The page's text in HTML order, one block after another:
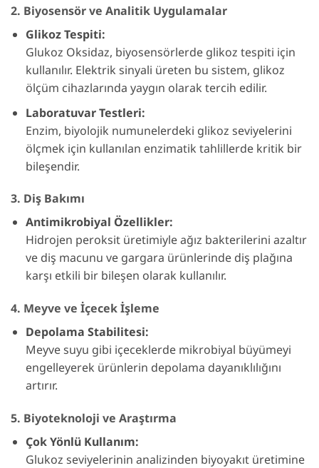
2. Biyosensör ve Analitik Uygulamalar
Glikoz Tespiti:
Glukoz Oksidaz, biyosensörlerde glikoz tespiti için
kullanılır. Elektrik sinyali üreten bu sistem, glikoz
ölçüm cihazlarında yaygın olarak tercih edilir.
Laboratuvar Testleri:
Enzim, biyolojik numunelerdeki glikoz seviyelerini
ölçmek için kullanılan enzimatik tahlillerde kritik bir
bileşendir.
3. Diş Bakımı
Antimikrobiyal Özellikler:
Hidrojen peroksit üretimiyle ağız bakterilerini azaltır
ve diş macunu ve gargara ürünlerinde diş plağına
karşı etkili bir bileşen olarak kullanılır.
4. Meyve ve İçecek İşleme
Depolama Stabilitesi:
Meyve suyu gibi içeceklerde mikrobiyal büyümeyi
engelleyerek ürünlerin depolama dayanıklılığını
artırır.
5. Biyoteknoloji ve Araştırma
Çok Yönlü Kullanım:
Glukoz seviyelerinin analizinden biyoyakıt üretimine